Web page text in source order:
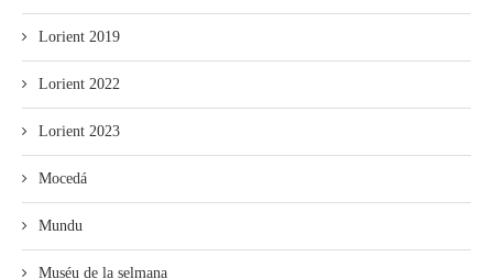
Lorient 2019
Lorient 2022
Lorient 2023
Mocedá
Mundu
Muséu de la selmana